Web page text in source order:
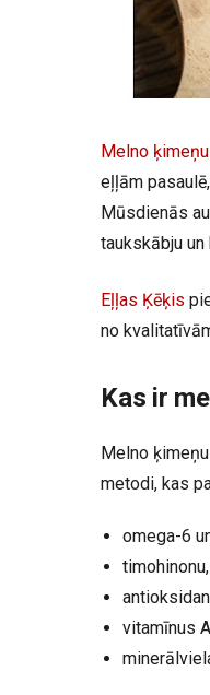
Melno
eļļām
Mūsdienās
taukskābju
Eļļas Ķēķis
no
Kas ir
Melno
metodi, kas
omega-6
timohinonu,
vitamīnus